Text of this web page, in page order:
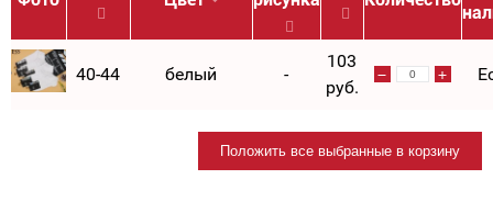
40-44 белый -
103
руб.
Положить все выбранные в корзину